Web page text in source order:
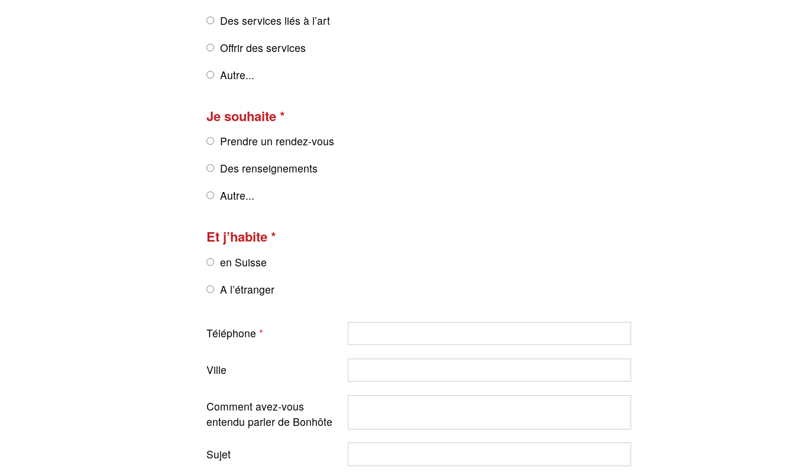
Des services liés à l’art
Offrir des services
Autre...
Je souhaite
Prendre un rendez-vous
Des renseignements
Autre...
Et j’habite
en Suisse
A l’étranger
Téléphone
Ville
Comment avez-vous
entendu parler de Bonhôte
Sujet